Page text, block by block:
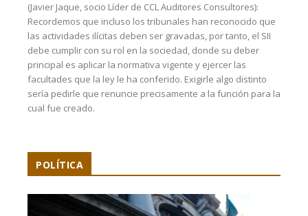
(Javier Jaque, socio Líder de CCL Auditores Consultores):
Recordemos que incluso los tribunales han reconocido que
las actividades ilícitas deben ser gravadas, por tanto, el SII
debe cumplir con su rol en la sociedad, donde su deber
principal es aplicar la normativa vigente y ejercer las
facultades que la ley le ha conferido. Exigirle algo distinto
sería pedirle que renuncie precisamente a la función para la
cual fue creado.
POLÍTICA